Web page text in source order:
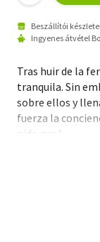
Beszállítói
Ingyenes átvétel
Tras huir de la
tranquila. Sin
sobre ellos y
fuerza la
pide que l